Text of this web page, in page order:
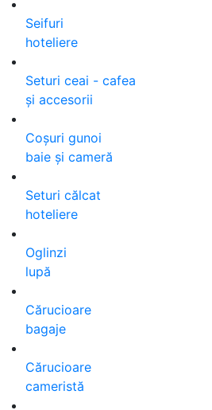
Seifuri
hoteliere
Seturi ceai - cafea
și accesorii
Coșuri gunoi
baie și cameră
Seturi călcat
hoteliere
Oglinzi
lupă
Cărucioare
bagaje
Cărucioare
cameristă